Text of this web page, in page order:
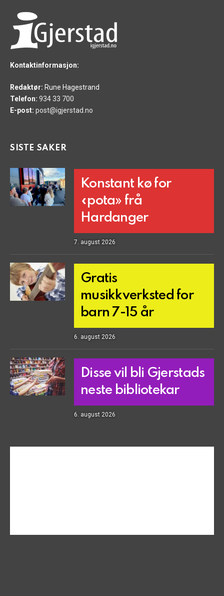
Kontaktinformasjon:
Redaktør: Rune Hagestrand
Telefon: 934 33 700
E-post: post@igjerstad.no
SISTE SAKER
Konstant kø for
«pota» frå
Hardanger
7. august 2026
Gratis
musikkverksted for
barn 7-15 år
6. august 2026
Disse vil bli Gjerstads
neste bibliotekar
6. august 2026